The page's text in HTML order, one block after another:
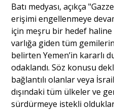
Batı medyası, açıkça
erişimi engellenmeye
için meşru bir hedef
varlığa giden tüm
belirten Yemen’in kararlı
odaklandı. Söz konusu
bağlantılı olanlar veya
dışındaki tüm ülkeler ve
sürdürmeye istekli